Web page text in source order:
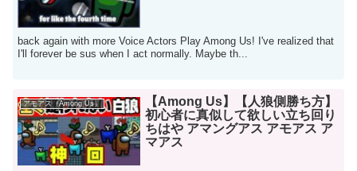
back again with more Voice Actors Play Among Us! I've realized that
I'll forever be sus when I act normally. Maybe th...
アモアス（Among Us）
【Among Us】【人狼側勝ち方】
初心者に真似して欲しい立ち回り
ちはや アマングアス アモアス ア
マアス